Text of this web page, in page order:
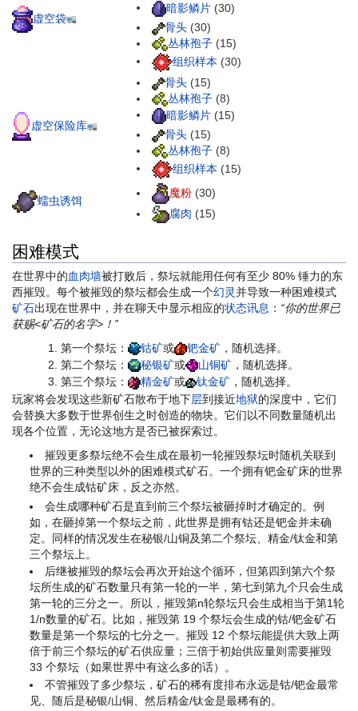
虚空袋
暗影鳞片 (30)
骨头 (30)
丛林孢子 (15)
组织样本 (30)
虚空保险库
骨头 (15)
丛林孢子 (8)
暗影鳞片 (15)
骨头 (15)
丛林孢子 (8)
组织样本 (15)
蠕虫诱饵
魔粉 (30)
腐肉 (15)
困难模式
在世界中的血肉墙被打败后，祭坛就能用任何有至少 80% 锤力的东
西摧毁。每个被摧毁的祭坛都会生成一个幻灵并导致一种困难模式
矿石出现在世界中，并在聊天中显示相应的状态讯息 ： “你的世界已
获赐<矿石的名字>！”
第一个祭坛：
钴矿或 钯金矿，随机选择。
第二个祭坛：
秘银矿或 山铜矿，随机选择。
第三个祭坛：
精金矿或 钛金矿，随机选择。
玩家将会发现这些新矿石散布于地下层到接近地狱的深度中，它们
会替换大多数于世界创生之时创造的物块。它们以不同数量随机出
现各个位置，无论这地方是否已被探索过。
摧毁更多祭坛绝不会生成在最初一轮摧毁祭坛时随机关联到
世界的三种类型以外的困难模式矿石。一个拥有钯金矿床的世界
绝不会生成钴矿床，反之亦然。
会生成哪种矿石是直到前三个祭坛被砸掉时才确定的。例
如，在砸掉第一个祭坛之前，此世界是拥有钴还是钯金并未确
定。同样的情况发生在秘银/山铜及第二个祭坛、精金/钛金和第
三个祭坛上。
后继被摧毁的祭坛会再次开始这个循环，但第四到第六个祭
坛所生成的矿石数量只有第一轮的一半，第七到第九个只会生成
第一轮的三分之一。所以，摧毁第n轮祭坛只会生成相当于第1轮
1/n数量的矿石。比如，摧毁第 19 个祭坛会生成的钴/钯金矿石
数量是第一个祭坛的七分之一。摧毁 12 个祭坛能提供大致上两
倍于前三个祭坛的矿石供应量；三倍于初始供应量则需要摧毁
33 个祭坛（如果世界中有这么多的话）。
不管摧毁了多少祭坛，矿石的稀有度排布永远是钴/钯金最常
见、随后是秘银/山铜、然后精金/钛金是最稀有的。